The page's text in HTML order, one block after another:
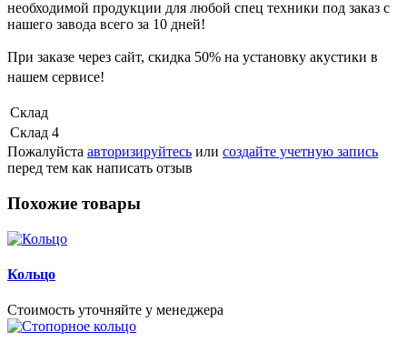
необходимой продукции для любой спец техники под заказ с
нашего завода всего за 10 дней!
При заказе через сайт, скидка 50% на установку акустики в
нашем сервисе!
Склад
Склад 4
Пожалуйста авторизируйтесь или создайте учетную запись
перед тем как написать отзыв
Похожие товары
Кольцо
Стоимость уточняйте у менеджера